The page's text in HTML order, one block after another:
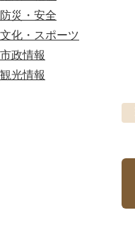
防災・安全
文化・スポーツ
市政情報
観光情報